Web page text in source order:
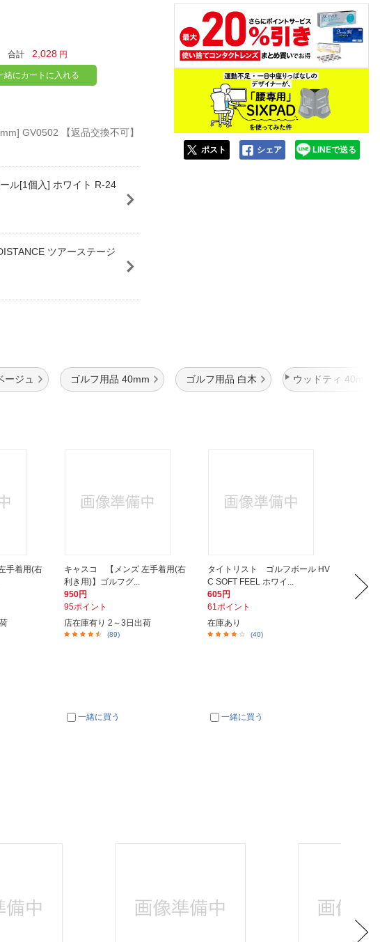
合計 2,028 円
緒にカートに入れる
GV0502 【返品交換不可】
ル[1個入] ホワイト R-24
ツアーステージ
ポスト シェア LINEで送る
ージュ ゴルフ用品 40mm ゴルフ用品 白木 ウッドティ 40mm
手着用(右
キャスコ 【メンズ 左手着用(右
利き用)】ゴルフグ...
950円
95ポイント
店在庫有り 2～3日出荷
(89)
一緒に買う
タイトリスト ゴルフボール HV
C SOFT FEEL ホワイ...
605円
61ポイント
在庫あり
(40)
一緒に買う
利き
950円